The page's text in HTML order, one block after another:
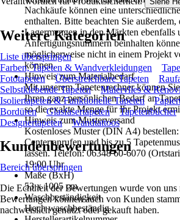
Nachkäufe können eine
enthalten. Bitte beachten Sie außerdem,
Lagermengen in den Märkten ebenfalls
Anfertigungsnummern beinhalten
möglicherweise nicht in einem Projekt
können.
Hinweis zum Materialbedarf
Mit unserem Tapetenrechner können
Ihren ganz persönlichen Bedarf an
so die exakte Menge für Ihr Projekt
Hinweis zum Musterversand
Kostenloses Muster (DIN A4)
Center anrufen und bis zu 5
lassen. Telefon: 06348 60-6070
19:00 Uhr
Maße (BxH)
53 x 1005 cm
Waschbeständigkeit
Hoch waschbeständig
Weitere Kategorien
Liste überspringen
Farben, Tapeten & Wandverkleidungen
Fototapeten
Überstreichbare Tapeten
Selbstklebende Tapeten
Malervlies &
Isoliertapeten & Funktionelle Tapeten
Bordüren
Glasfasertapeten Tapetenbücher
Designertapeten
Wandtattoos
Kundenbewertungen
Bereich überspringen
Die Echtheit der Bewertungen wurde von uns
Bewertungen können auch von Kunden
nachweislich genutzt oder gekauft haben.